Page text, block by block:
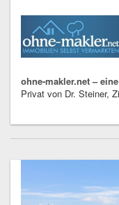
ohne-makler.net –
Privat von Dr. Steiner,